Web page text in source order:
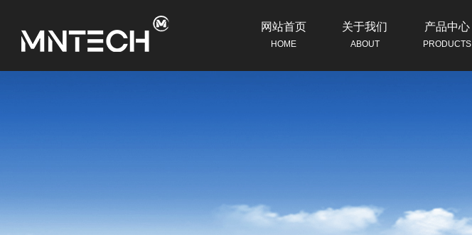
网站首页
HOME
关于我们
ABOUT
产品中心
PRODUCTS